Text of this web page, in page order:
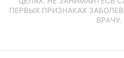
ПЕРВЫХ ПРИЗНАКАХ
ВРАЧУ.